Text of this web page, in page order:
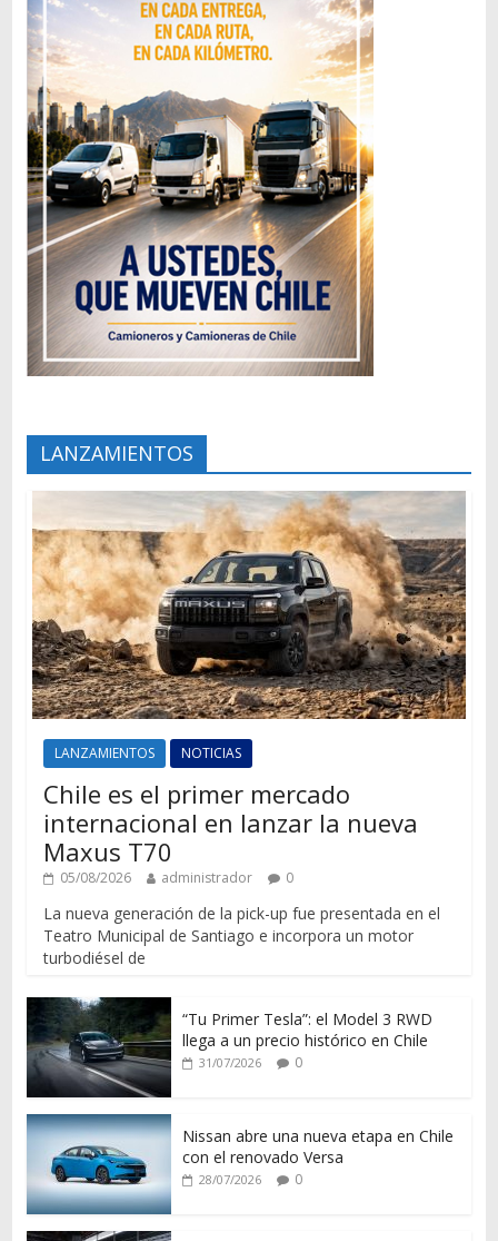
LANZAMIENTOS
LANZAMIENTOS NOTICIAS
Chile es el primer mercado
internacional en lanzar la nueva
Maxus T70
05/08/2026 administrador 0
La nueva generación de la pick-up fue presentada en el
Teatro Municipal de Santiago e incorpora un motor
turbodiésel de
“Tu Primer Tesla”: el Model 3 RWD
llega a un precio histórico en Chile
31/07/2026 0
Nissan abre una nueva etapa en Chile
con el renovado Versa
28/07/2026 0